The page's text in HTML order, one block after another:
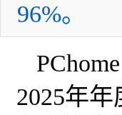
96%。
2025年